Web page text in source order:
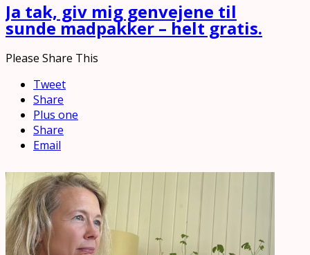
Ja tak, giv mig genvejene til
sunde madpakker – helt gratis.
Please Share This
Tweet
Share
Plus one
Share
Email